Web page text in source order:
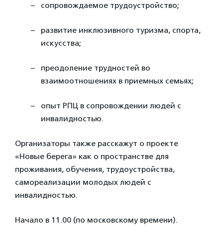
сопровождаемое трудоустройство;
развитие инклюзивного туризма, спорта,
искусства;
преодоление трудностей во
взаимоотношениях в приемных семьях;
опыт РПЦ в сопровождении людей с
инвалидностью.
Организаторы также расскажут о проекте
«Новые берега» как о пространстве для
проживания, обучения, трудоустройства,
самореализации молодых людей с
инвалидностью.
Начало в 11.00 (по московскому времени).